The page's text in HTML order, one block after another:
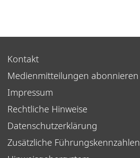
Kontakt
Medienmitteilungen abonnieren
Impressum
Rechtliche Hinweise
Datenschutzerklärung
Zusätzliche Führungskennzahlen